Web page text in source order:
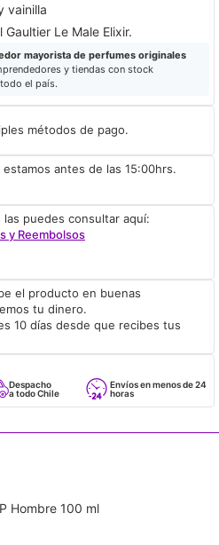
vainilla
Le Male Elixir.
mayorista de perfumes originales
y tiendas con stock
el país.
métodos de pago.
estamos antes de las 15:00hrs.
puedes consultar aquí:
y Reembolsos
el producto en buenas
tu dinero.
10 días desde que recibes tus
todo Chile
Envíos en menos de 24
horas
Hombre 100 ml